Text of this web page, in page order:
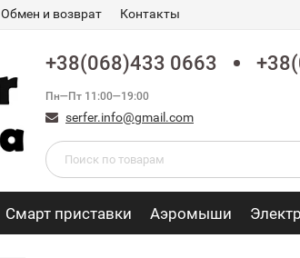
Обмен и возврат Контакты
+38(068)433 0663
Пн—Пт 11:00—19:00
serfer.info@gmail.com
Смарт приставки Аэромыши